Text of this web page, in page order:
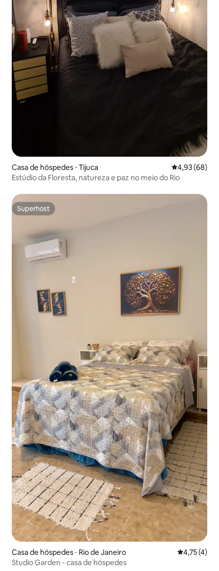
Casa de hóspedes ⋅ Tijuca 4,93 de uma
4,93 (68)
Estúdio da Floresta, natureza e paz no meio do Rio
Superhost
Superhost
Casa de hóspedes ⋅ Rio de Janeiro 4,75 de
4,75 (4)
Studio Garden - casa de hóspedes